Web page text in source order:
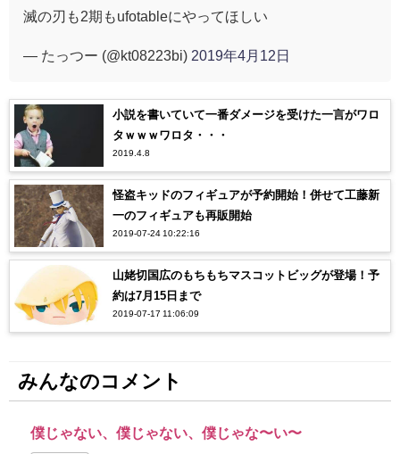
滅の刃も2期もufotableにやってほしい
— たっつー (@kt08223bi) 2019年4月12日
小説を書いていて一番ダメージを受けた一言がワロ
タｗｗｗワロタ・・・
2019.4.8
怪盗キッドのフィギュアが予約開始！併せて工藤新
一のフィギュアも再販開始
2019-07-24 10:22:16
山姥切国広のもちもちマスコットビッグが登場！予
約は7月15日まで
2019-07-17 11:06:09
みんなのコメント
僕じゃない、僕じゃない、僕じゃな〜い〜